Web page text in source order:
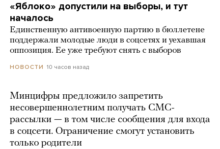
«Яблоко» допустили на выборы, и тут
началось
Единственную антивоенную партию в бюллетене
поддержали молодые люди в соцсетях и уехавшая
оппозиция. Ее уже требуют снять с выборов
НОВОСТИ 10 часов назад
Минцифры предложило запретить
несовершеннолетним получать СМС-
рассылки — в том числе сообщения для входа
в соцсети. Ограничение смогут установить
только родители